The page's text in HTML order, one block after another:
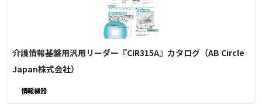
介護情報基盤用汎用リーダー『CIR315A』カタログ（AB Circle
Japan株式会社）
情報機器